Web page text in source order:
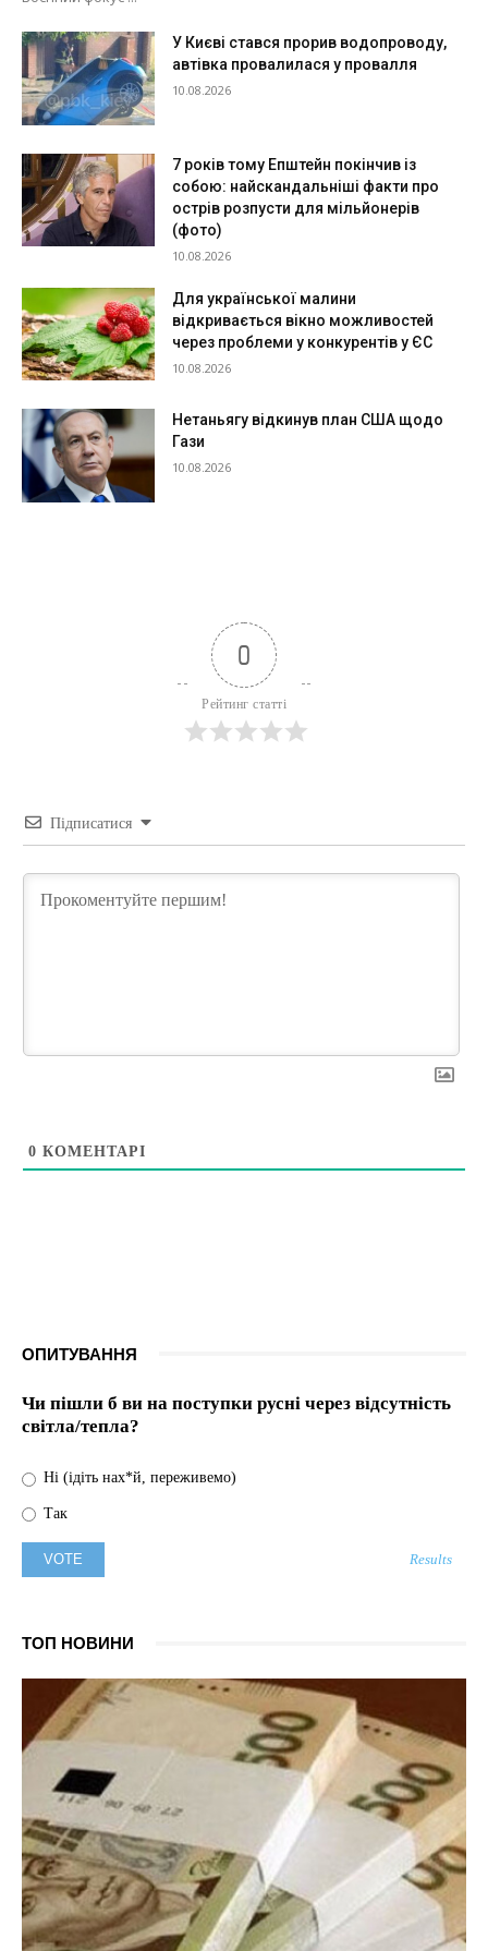
У Києві стався прорив водопроводу,
автівка провалилася у провалля
10.08.2026
7 років тому Епштейн покінчив із
собою: найскандальніші факти про
острів розпусти для мільйонерів
(фото)
10.08.2026
Для української малини
відкривається вікно можливостей
через проблеми у конкурентів у ЄС
10.08.2026
Нетаньягу відкинув план США щодо
Гази
10.08.2026
0
Рейтинг статті
Підписатися
0 КОМЕНТАРІ
ОПИТУВАННЯ
Чи пішли б ви на поступки русні через відсутність
світла/тепла?
Ні (ідіть нах*й, переживемо)
Так
Results
ТОП НОВИНИ